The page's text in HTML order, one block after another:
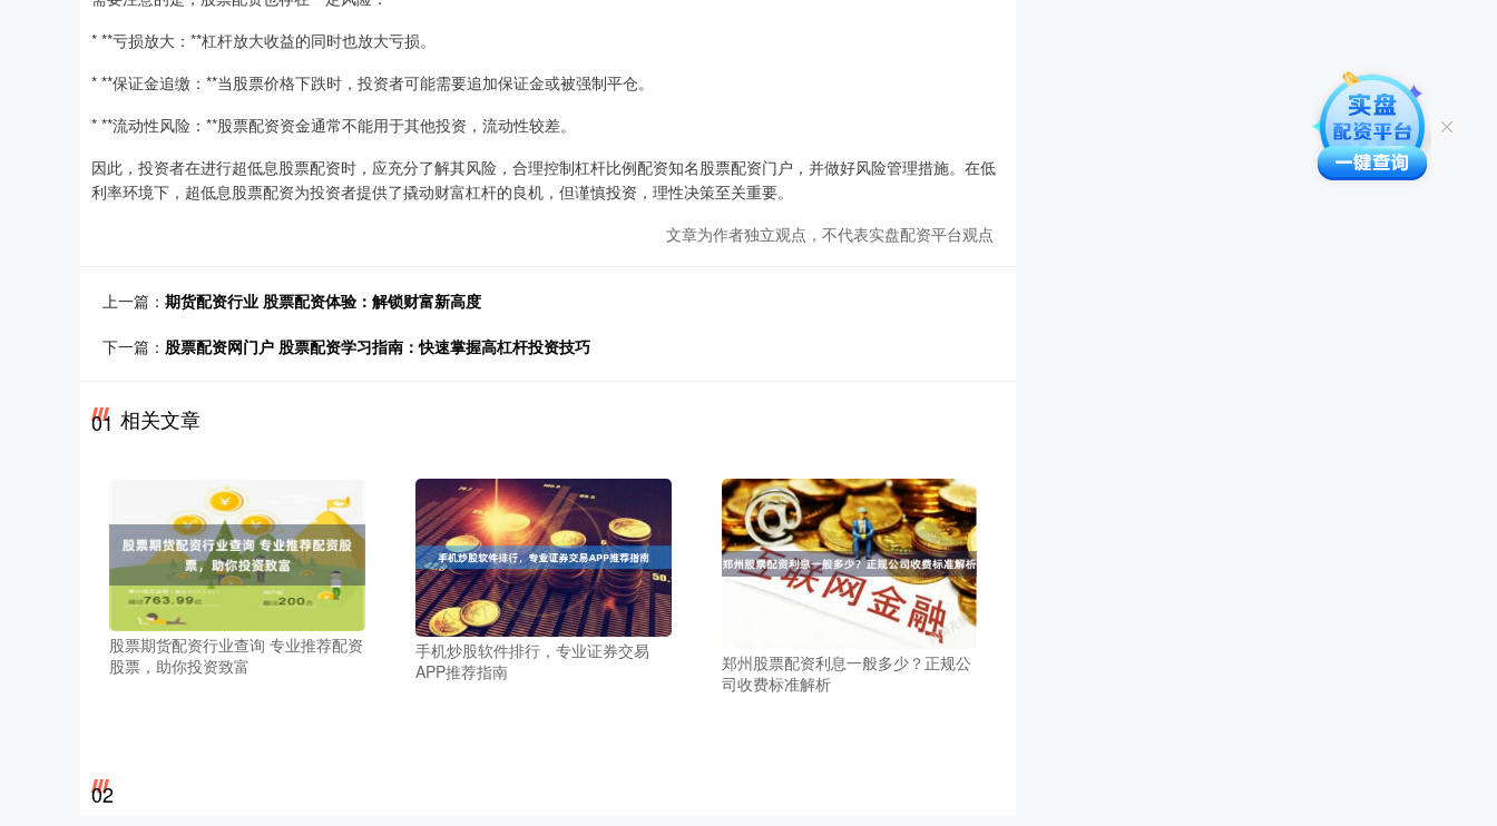
* **亏损放大：**杠杆放大收益的同时也放大亏损。
* **保证金追缴：**当股票价格下跌时，投资者可能需要追加保证金或被强制平仓。
* **流动性风险：**股票配资资金通常不能用于其他投资，流动性较差。
因此，投资者在进行超低息股票配资时，应充分了解其风险，合理控制杠杆比例配资知名股票配资门户，并做好风险管理措施。在低
利率环境下，超低息股票配资为投资者提供了撬动财富杠杆的良机，但谨慎投资，理性决策至关重要。
文章为作者独立观点，不代表实盘配资平台观点
上一篇： 期货配资行业 股票配资体验：解锁财富新高度
下一篇： 股票配资网门户 股票配资学习指南：快速掌握高杠杆投资技巧
01 相关文章
股票期货配资行业查询 专业推荐配资
股票，助你投资致富
手机炒股软件排行，专业证券交易
APP推荐指南
郑州股票配资利息一般多少？正规公
司收费标准解析
02